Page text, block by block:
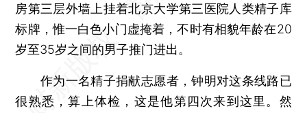
房第三层外墙上挂着北京大学第三医院人类精子库
标牌，惟一白色小门虚掩着，不时有相貌年龄在20
岁至35岁之间的男子推门进出。
作为一名精子捐献志愿者，钟明对这条线路已
很熟悉，算上体检，这是他第四次来到这里。然